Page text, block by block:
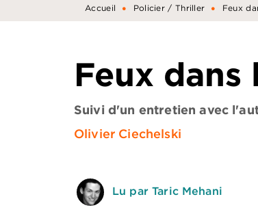
Accueil • Policier / Thriller • Feux
Feux dans
Suivi d'un entretien avec
Olivier Ciechelski
Lu par Taric Mehani